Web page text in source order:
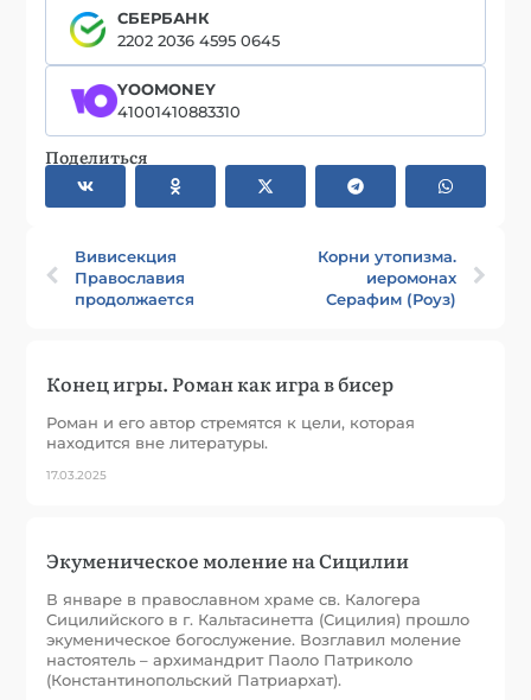
СБЕРБАНК
2202 2036 4595 0645
YOOMONEY
41001410883310
Поделиться
Вивисекция
Православия
продолжается
Корни утопизма.
иеромонах
Серафим (Роуз)
Конец игры. Роман как игра в бисер
Роман и его автор стремятся к цели, которая
находится вне литературы.
17.03.2025
Экуменическое моление на Сицилии
В январе в православном храме св. Калогера
Сицилийского в г. Кальтасинетта (Сицилия) прошло
экуменическое богослужение. Возглавил моление
настоятель – архимандрит Паоло Патриколо
(Константинопольский Патриархат).